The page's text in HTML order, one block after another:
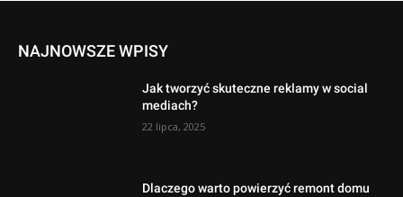
NAJNOWSZE WPISY
Jak tworzyć skuteczne reklamy w social
mediach?
22 lipca, 2025
Dlaczego warto powierzyć remont domu